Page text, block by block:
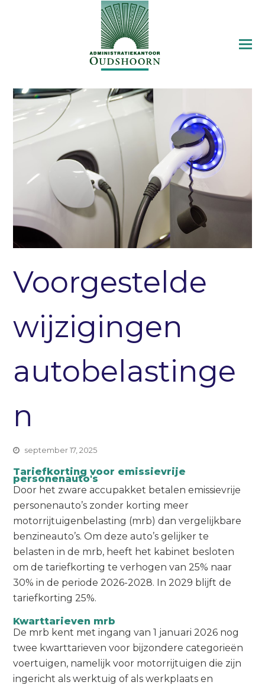
Voorgestelde
wijzigingen
autobelastinge
n
september 17, 2025
Tariefkorting voor emissievrije
personenauto's
Door het zware accupakket betalen emissievrije
personenauto’s zonder korting meer
motorrijtuigenbelasting (mrb) dan vergelijkbare
benzineauto’s. Om deze auto’s gelijker te
belasten in de mrb, heeft het kabinet besloten
om de tariefkorting te verhogen van 25% naar
30% in de periode 2026-2028. In 2029 blijft de
tariefkorting 25%.
Kwarttarieven mrb
De mrb kent met ingang van 1 januari 2026 nog
twee kwarttarieven voor bijzondere categorieën
voertuigen, namelijk voor motorrijtuigen die zijn
ingericht als werktuig of als werkplaats en